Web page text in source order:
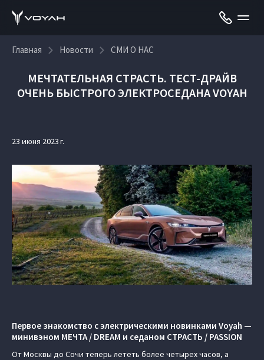
Главная Новости СМИ О НАС
МЕЧТАТЕЛЬНАЯ СТРАСТЬ. ТЕСТ-ДРАЙВ
ОЧЕНЬ БЫСТРОГО ЭЛЕКТРОСЕДАНА VOYAH
23 июня 2023 г.
Первое знакомство с электрическими новинками Voyah —
минивэном МЕЧТА / DREAM и седаном СТРАСТЬ / PASSION
От Москвы до Сочи теперь лететь более четырех часов, а